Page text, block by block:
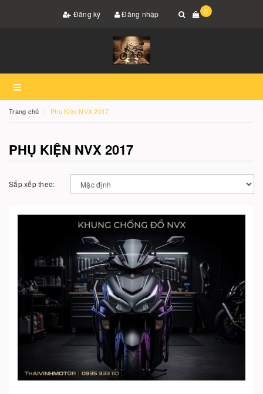
Đăng ký Đăng nhập 0
Trang chủ Phụ Kiện NVX 2017
PHỤ KIỆN NVX 2017
Sắp xếp theo:
Hết hàng